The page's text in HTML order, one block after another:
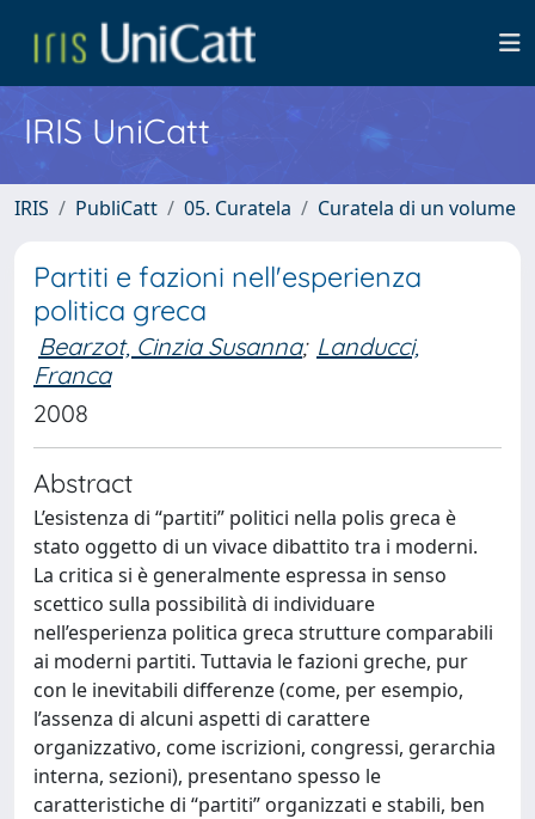
IRIS UniCatt
IRIS PubliCatt 05. Curatela Curatela di un volume
Partiti e fazioni nell'esperienza
politica greca
Bearzot, Cinzia Susanna; Landucci,
Franca
2008
Abstract
L’esistenza di “partiti” politici nella polis greca è
stato oggetto di un vivace dibattito tra i moderni.
La critica si è generalmente espressa in senso
scettico sulla possibilità di individuare
nell’esperienza politica greca strutture comparabili
ai moderni partiti. Tuttavia le fazioni greche, pur
con le inevitabili differenze (come, per esempio,
l’assenza di alcuni aspetti di carattere
organizzativo, come iscrizioni, congressi, gerarchia
interna, sezioni), presentano spesso le
caratteristiche di “partiti” organizzati e stabili, ben